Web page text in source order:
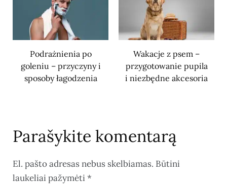
Podrażnienia po
goleniu – przyczyny i
sposoby łagodzenia
Wakacje z psem –
przygotowanie pupila
i niezbędne akcesoria
Parašykite komentarą
El. pašto adresas nebus skelbiamas. Būtini
laukeliai pažymėti*